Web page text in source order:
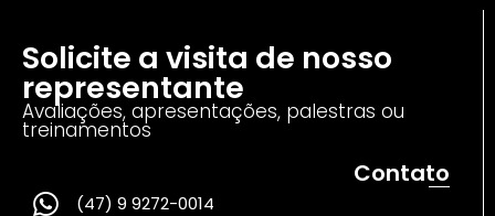
Solicite a visita de nosso
representante
Avaliações, apresentações, palestras ou
treinamentos
Contato
(47) 9 9272-0014